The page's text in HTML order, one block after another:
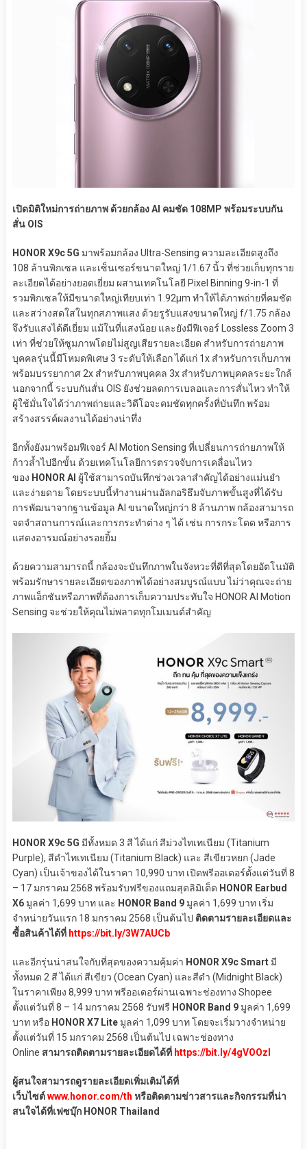
เปิดมิติใหม่การถ่ายภาพ ด้วยกล้อง AI คมชัด 108MP พร้อมระบบกัน
สั่น OIS
HONOR X9c 5G มาพร้อมกล้อง Ultra-Sensing ความละเอียดสูงถึง
108 ล้านพิกเซล และเซ็นเซอร์ขนาดใหญ่ 1/1.67 นิ้ว ที่ช่วยเก็บทุกราย
ละเอียดได้อย่างยอดเยี่ยม ผสานเทคโนโลยี Pixel Binning 9-in-1 ที่
รวมพิกเซลให้มีขนาดใหญ่เทียบเท่า 1.92μm ทำให้ได้ภาพถ่ายที่คมชัด
และสว่างสดใสในทุกสภาพแสง ด้วยรูรับแสงขนาดใหญ่ f/1.75 กล้อง
จึงรับแสงได้ดีเยี่ยม แม้ในที่แสงน้อย และยังมีฟีเจอร์ Lossless Zoom 3
เท่า ที่ช่วยให้ซูมภาพโดยไม่สูญเสียรายละเอียด สำหรับการถ่ายภาพ
บุคคลรุ่นนี้มีโหมดพิเศษ 3 ระดับให้เลือก ได้แก่ 1x สำหรับการเก็บภาพ
พร้อมบรรยากาศ 2x สำหรับภาพบุคคล 3x สำหรับภาพบุคคลระยะใกล้
นอกจากนี้ ระบบกันสั่น OIS ยังช่วยลดการเบลอและการสั่นไหว ทำให้
ผู้ใช้มั่นใจได้ว่าภาพถ่ายและวิดีโอจะคมชัดทุกครั้งที่บันทึก พร้อม
สร้างสรรค์ผลงานได้อย่างน่าทึ่ง
อีกทั้งยังมาพร้อมฟีเจอร์ AI Motion Sensing ที่เปลี่ยนการถ่ายภาพให้
ก้าวล้ำไปอีกขั้น ด้วยเทคโนโลยีการตรวจจับการเคลื่อนไหว
ของ HONOR AI ผู้ใช้สามารถบันทึกช่วงเวลาสำคัญได้อย่างแม่นยำ
และง่ายดาย โดยระบบนี้ทำงานผ่านอัลกอริธึมจับภาพขั้นสูงที่ได้รับ
การพัฒนาจากฐานข้อมูล AI ขนาดใหญ่กว่า 8 ล้านภาพ กล้องสามารถ
จดจำสถานการณ์และการกระทำต่าง ๆ ได้ เช่น การกระโดด หรือการ
แสดงอารมณ์อย่างรอยยิ้ม
ด้วยความสามารถนี้ กล้องจะบันทึกภาพในจังหวะที่ดีที่สุดโดยอัตโนมัติ
พร้อมรักษารายละเอียดของภาพได้อย่างสมบูรณ์แบบ ไม่ว่าคุณจะถ่าย
ภาพแอ็กชันหรือภาพที่ต้องการเก็บความประทับใจ HONOR AI Motion
Sensing จะช่วยให้คุณไม่พลาดทุกโมเมนต์สำคัญ
HONOR X9c 5G มีทั้งหมด 3 สี ได้แก่ สีม่วงไทเทเนียม (Titanium
Purple), สีดำไทเทเนียม (Titanium Black) และ สีเขียวหยก (Jade
Cyan) เป็นเจ้าของได้ในราคา 10,990 บาท เปิดพรีออเดอร์ตั้งแต่วันที่ 8
– 17 มกราคม 2568 พร้อมรับฟรีของแถมสุดลิมิเต็ด HONOR Earbud
X6มูลค่า 1,699 บาท และ HONOR Band 9มูลค่า 1,699 บาท เริ่ม
จำหน่ายวันแรก 18 มกราคม 2568 เป็นต้นไป ติดตามรายละเอียดและ
ซื้อสินค้าได้ที่ https://bit.ly/3W7AUCb
และอีกรุ่นน่าสนใจกับที่สุดของความคุ้มค่า HONOR X9c Smart มี
ทั้งหมด 2 สี ได้แก่ สีเขียว (Ocean Cyan) และสีดำ (Midnight Black)
ในราคาเพียง 8,999 บาท พรีออเดอร์ผ่านเฉพาะช่องทาง Shopee
ตั้งแต่วันที่ 8 – 14 มกราคม 2568 รับฟรี HONOR Band 9มูลค่า 1,699
บาท หรือ HONOR X7 Lite มูลค่า 1,099 บาท โดยจะเริ่มวางจำหน่าย
ตั้งแต่วันที่ 15 มกราคม 2568 เป็นต้นไป เฉพาะช่องทาง
Online สามารถติดตามรายละเอียดได้ที่ https://bit.ly/4gVOOzl
ผู้สนใจสามารถดูรายละเอียดเพิ่มเติมได้ที่
เว็บไซต์www.honor.com/th หรือติดตามข่าวสารและกิจกรรมที่น่า
สนใจได้ที่เฟซบุ๊ก HONOR Thailand